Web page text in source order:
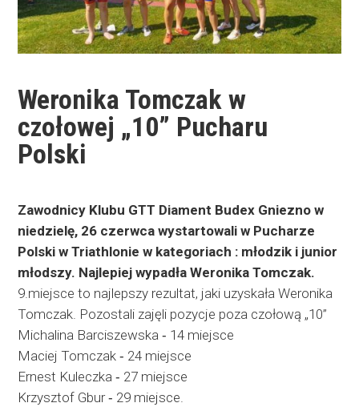
Weronika Tomczak w
czołowej „10” Pucharu
Polski
Zawodnicy Klubu GTT Diament Budex Gniezno w
niedzielę, 26 czerwca wystartowali w Pucharze
Polski w Triathlonie w kategoriach : młodzik i junior
młodszy. Najlepiej wypadła Weronika Tomczak.
9.miejsce to najlepszy rezultat, jaki uzyskała Weronika
Tomczak. Pozostali zajęli pozycje poza czołową „10”
Michalina Barciszewska ‐ 14 miejsce
Maciej Tomczak ‐ 24 miejsce
Ernest Kuleczka ‐ 27 miejsce
Krzysztof Gbur ‐ 29 miejsce.